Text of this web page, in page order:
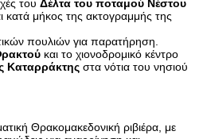
του Δέλτα του ποταμού Νέστου
κατά μήκος της ακτογραμμής της
πουλιών για παρατήρηση.
και το χιονοδρομικό κέντρο
Καταρράκτης στα νότια του νησιού
Θρακομακεδονική ριβιέρα, με